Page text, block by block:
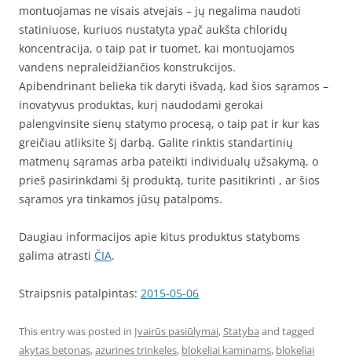
montuojamas ne visais atvejais – jų negalima naudoti
statiniuose, kuriuos nustatyta ypač aukšta chloridų
koncentracija, o taip pat ir tuomet, kai montuojamos
vandens nepraleidžiančios konstrukcijos.
Apibendrinant belieka tik daryti išvadą, kad šios sąramos –
inovatyvus produktas, kurį naudodami gerokai
palengvinsite sienų statymo procesą, o taip pat ir kur kas
greičiau atliksite šį darbą. Galite rinktis standartinių
matmenų sąramas arba pateikti individualų užsakymą, o
prieš pasirinkdami šį produktą, turite pasitikrinti , ar šios
sąramos yra tinkamos jūsų patalpoms.
Daugiau informacijos apie kitus produktus statyboms
galima atrasti ČIA.
Straipsnis patalpintas: 2015-05-06
This entry was posted in Įvairūs pasiūlymai,Statyba and tagged
akytas betonas,azurines trinkeles, blokeliai kaminams, blokeliai